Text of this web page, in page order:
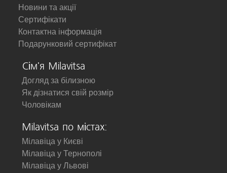
Новини та акції
Сертифікати
Контактна інформація
Подарунковий сертифікат
Сім'я Milavitsa
Догляд за білизною
Як дізнатися свій розмір
Чоловікам
Milavitsa по містах:
Мілавіца у Києві
Мілавіца у Тернополі
Мілавіца у Львові